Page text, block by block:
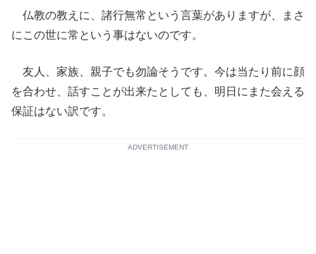
仏教の教えに、諸行無常という言葉がありますが、まさ
にこの世に常という事はないのです。
友人、家族、親子でも勿論そうです。今は当たり前に顔
を合わせ、話すことが出来たとしても、明日にまた会える
保証はない訳です。
ADVERTISEMENT